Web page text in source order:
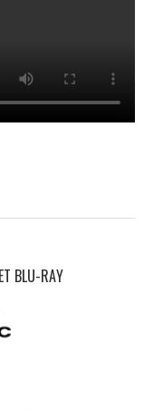
BLU-RAY